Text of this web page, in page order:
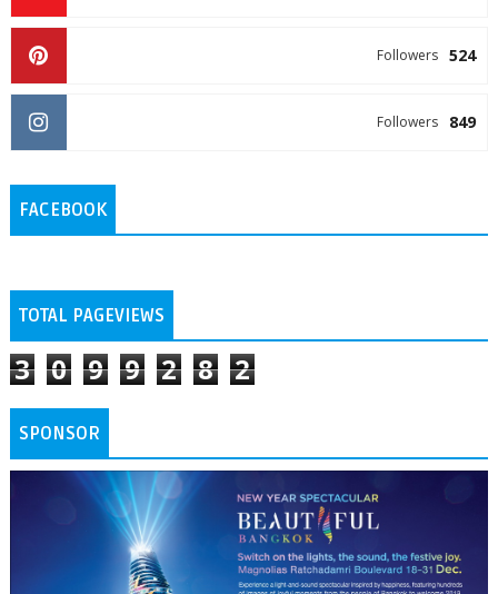
524
Followers
849
Followers
FACEBOOK
TOTAL PAGEVIEWS
3 0 9 9 2 8 2
SPONSOR